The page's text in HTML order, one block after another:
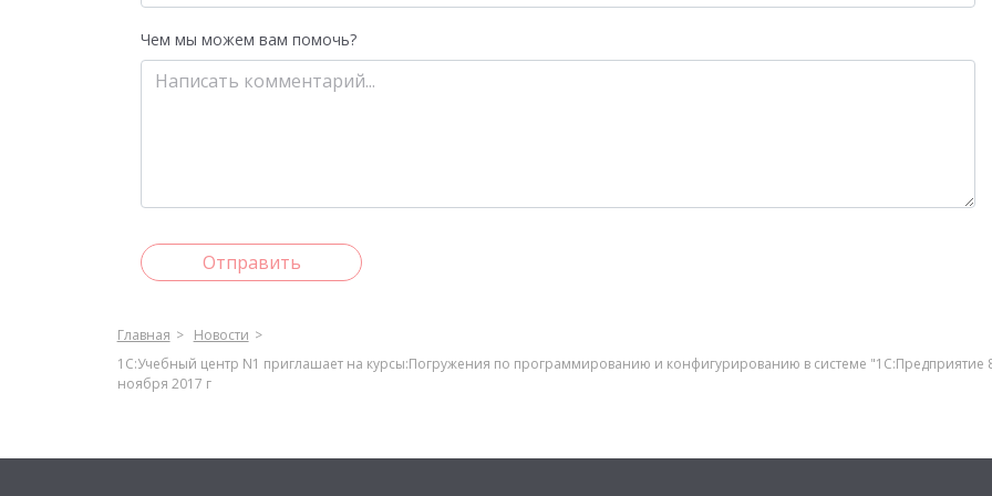
Чем мы можем вам помочь?
Отправить
Главная
Новости
1С:Учебный центр N1 приглашает на курсы:Погружения по программированию и конфигурированию в системе "1С:Предприятие
ноября 2017 г